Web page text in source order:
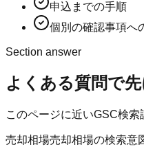
申込までの手順
個別の確認事項へ
Section answer
よくある質問で
このページに近いGSC検索
売却相場売却相場の検索意